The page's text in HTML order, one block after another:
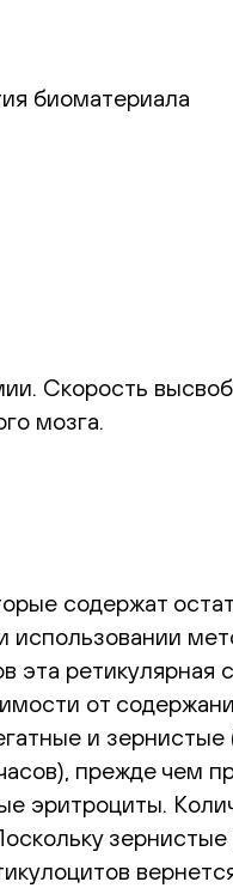
биоматериала
Скорость
мозга.
содержат
ретикулярная
от
и
прежде чем
эритроциты.